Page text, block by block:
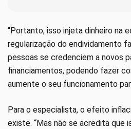
“Portanto, isso injeta dinheiro na
regularização do endividamento
pessoas se credenciem a novos
financiamentos, podendo fazer
aumente o seu funcionamento
Para o especialista, o efeito
existe. “Mas não se acredita que